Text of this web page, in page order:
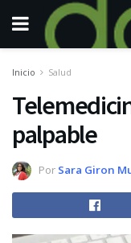
Inicio Salud
palpable
Por Sara Giron